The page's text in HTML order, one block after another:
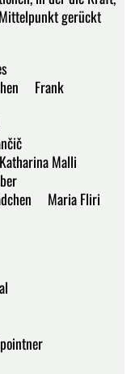
gerückt
Frank
Malli
Maria Fliri